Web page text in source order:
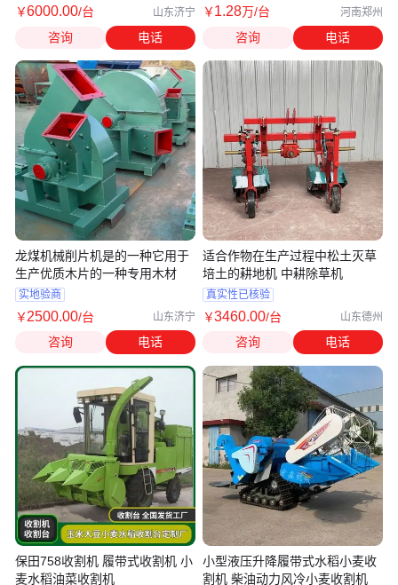
￥6000.00/台 山东济宁
咨询 电话
龙煤机械削片机是的一种它用于
生产优质木片的一种专用木材
实地验商
￥2500.00/台 山东济宁
咨询 电话
保田758收割机 履带式收割机 小
麦水稻油菜收割机
￥1.28万/台 河南郑州
咨询 电话
适合作物在生产过程中松土灭草
培土的耕地机 中耕除草机
真实性已核验
￥3460.00/台 山东德州
咨询 电话
小型液压升降履带式水稻小麦收
割机 柴油动力风冷小麦收割机